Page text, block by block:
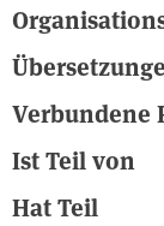
Artikel 6, 12 und 17
können.
Deutschland legt
Nationalen
der
Datenquellen
Verbundene
Ist Teil von
Hat Teil